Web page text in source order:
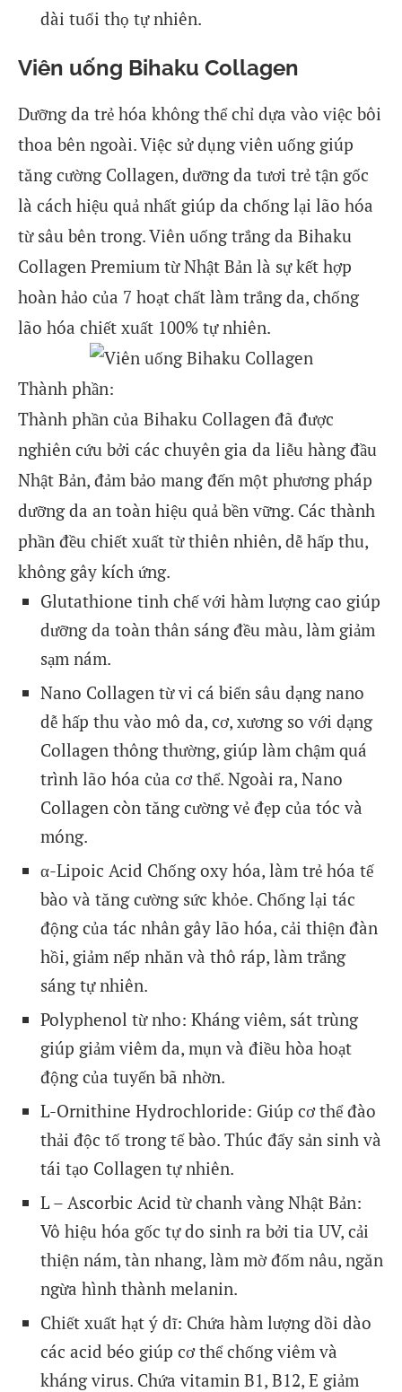
dài tuổi thọ tự nhiên.
Viên uống Bihaku Collagen
Dưỡng da trẻ hóa không thể chỉ dựa vào việc bôi
thoa bên ngoài. Việc sử dụng viên uống giúp
tăng cường Collagen, dưỡng da tươi trẻ tận gốc
là cách hiệu quả nhất giúp da chống lại lão hóa
từ sâu bên trong. Viên uống trắng da Bihaku
Collagen Premium từ Nhật Bản là sự kết hợp
hoàn hảo của 7 hoạt chất làm trắng da, chống
lão hóa chiết xuất 100% tự nhiên.
Thành phần:
Thành phần của Bihaku Collagen đã được
nghiên cứu bởi các chuyên gia da liễu hàng đầu
Nhật Bản, đảm bảo mang đến một phương pháp
dưỡng da an toàn hiệu quả bền vững. Các thành
phần đều chiết xuất từ thiên nhiên, dễ hấp thu,
không gây kích ứng.
Glutathione tinh chế với hàm lượng cao giúp
dưỡng da toàn thân sáng đều màu, làm giảm
sạm nám.
Nano Collagen từ vi cá biển sâu dạng nano
dễ hấp thu vào mô da, cơ, xương so với dạng
Collagen thông thường, giúp làm chậm quá
trình lão hóa của cơ thể. Ngoài ra, Nano
Collagen còn tăng cường vẻ đẹp của tóc và
móng.
α-Lipoic Acid Chống oxy hóa, làm trẻ hóa tế
bào và tăng cường sức khỏe. Chống lại tác
động của tác nhân gây lão hóa, cải thiện đàn
hồi, giảm nếp nhăn và thô ráp, làm trắng
sáng tự nhiên.
Polyphenol từ nho: Kháng viêm, sát trùng
giúp giảm viêm da, mụn và điều hòa hoạt
động của tuyến bã nhờn.
L-Ornithine Hydrochloride: Giúp cơ thể đào
thải độc tố trong tế bào. Thúc đẩy sản sinh và
tái tạo Collagen tự nhiên.
L – Ascorbic Acid từ chanh vàng Nhật Bản:
Vô hiệu hóa gốc tự do sinh ra bởi tia UV, cải
thiện nám, tàn nhang, làm mờ đốm nâu, ngăn
ngừa hình thành melanin.
Chiết xuất hạt ý dĩ: Chứa hàm lượng dồi dào
các acid béo giúp cơ thể chống viêm và
kháng virus. Chứa vitamin B1, B12, E giảm